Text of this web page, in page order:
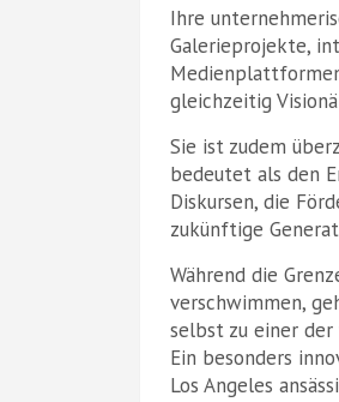
Ihre
Galerieprojekte,
gleichzeitig
Sie ist zudem
bedeutet als den
Diskursen, die
zukünftige
Während die
verschwimmen,
selbst zu einer
Ein besonders
Los Angeles